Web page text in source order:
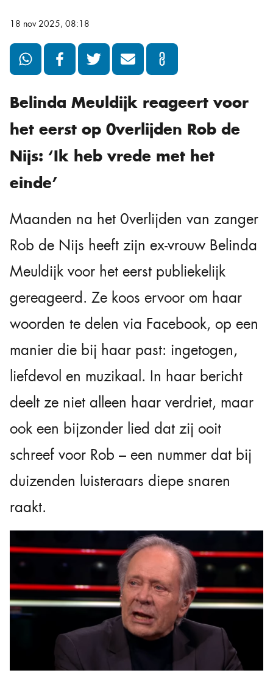
18 nov 2025, 08:18
Belinda Meuldijk reageert voor
het eerst op 0verlijden Rob de
Nijs: ‘Ik heb vrede met het
einde’
Maanden na het 0verlijden van zanger
Rob de Nijs heeft zijn ex-vrouw Belinda
Meuldijk voor het eerst publiekelijk
gereageerd. Ze koos ervoor om haar
woorden te delen via Facebook, op een
manier die bij haar past: ingetogen,
liefdevol en muzikaal. In haar bericht
deelt ze niet alleen haar verdriet, maar
ook een bijzonder lied dat zij ooit
schreef voor Rob – een nummer dat bij
duizenden luisteraars diepe snaren
raakt.